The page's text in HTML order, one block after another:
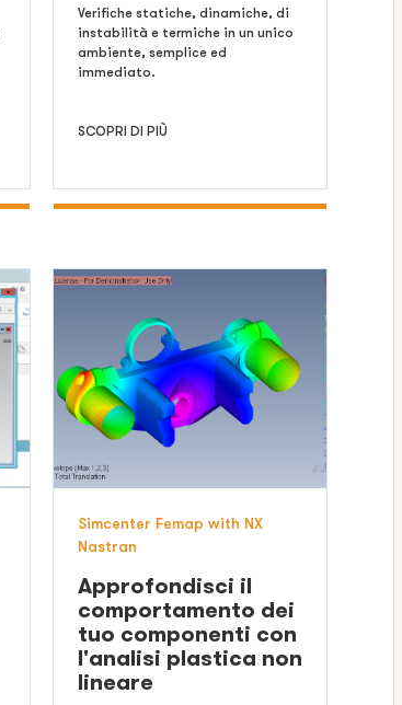
Verifiche statiche, dinamiche, di
instabilità e termiche in un unico
ambiente, semplice ed
immediato.
SCOPRI DI PIÙ
Simcenter Femap with NX
Nastran
Approfondisci il
comportamento dei
tuo componenti con
l'analisi plastica non
lineare